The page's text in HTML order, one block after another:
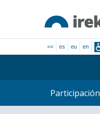
<< es eu en
Participación